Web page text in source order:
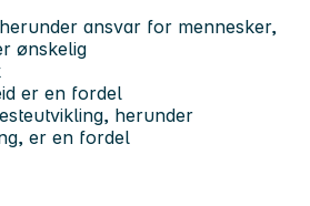
ansvar for mennesker,
ønskelig
er en fordel
herunder
er en fordel